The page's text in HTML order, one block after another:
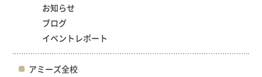
お知らせ
ブログ
イベントレポート
アミーズ全校